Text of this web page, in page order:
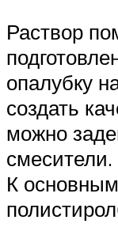
Раствор
опалубку
создать
можно
смесители.
К